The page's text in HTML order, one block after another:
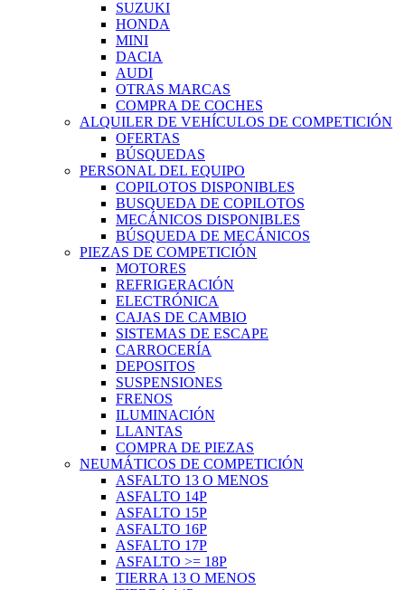
SUZUKI
HONDA
MINI
DACIA
AUDI
OTRAS MARCAS
COMPRA DE COCHES
ALQUILER DE VEHÍCULOS DE COMPETICIÓN
OFERTAS
BÚSQUEDAS
PERSONAL DEL EQUIPO
COPILOTOS DISPONIBLES
BUSQUEDA DE COPILOTOS
MECÁNICOS DISPONIBLES
BÚSQUEDA DE MECÁNICOS
PIEZAS DE COMPETICIÓN
MOTORES
REFRIGERACIÓN
ELECTRÓNICA
CAJAS DE CAMBIO
SISTEMAS DE ESCAPE
CARROCERÍA
DEPOSITOS
SUSPENSIONES
FRENOS
ILUMINACIÓN
LLANTAS
COMPRA DE PIEZAS
NEUMÁTICOS DE COMPETICIÓN
ASFALTO 13 O MENOS
ASFALTO 14P
ASFALTO 15P
ASFALTO 16P
ASFALTO 17P
ASFALTO >= 18P
TIERRA 13 O MENOS